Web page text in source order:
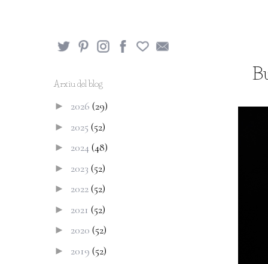
Arxiu del blog
► 2026 (29)
► 2025 (52)
► 2024(48)
► 2023 (52)
► 2022(52)
► 2021 (52)
► 2020 (52)
► 2019 (52)